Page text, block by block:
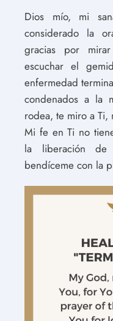
Dios mío, mi
considerado la
gracias por
escuchar el
enfermedad
condenados a la
rodea, te miro a Ti,
Mi fe en Ti no
la liberación de
bendíceme con la